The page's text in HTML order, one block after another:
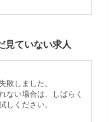
見ていない求人
敗しました。
ない場合は、しばらく
しください。